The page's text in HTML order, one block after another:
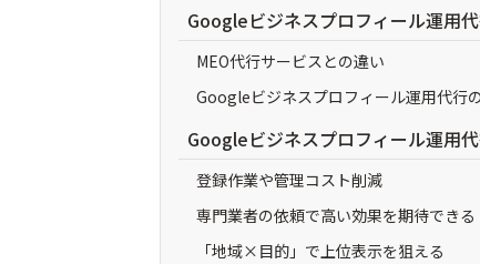
Googleビジネスプロフィール運用
MEO代行サービスとの違い
Googleビジネスプロフィール運用代行
Googleビジネスプロフィール運用
登録作業や管理コスト削減
専門業者の依頼で高い効果を期待できる
「地域×目的」で上位表示を狙える